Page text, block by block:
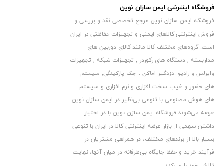
فروشگاه اینترنتی ایمن سازان نوین
فروشگاه ایمن سازان نوین مرجع تخصصی نقد و بررسی و
فروش اینترنتی کالاهای ایمنی و تجهیزات حفاظتی در ایران
است. گروه‏‏‌های مختلف کالا مانند کالای دوربین های
مداربسته , دستگاه های رکوردر , تجهیزات شبکه , تجهیزات
وایرلس و رادیو ،دزدگیر اماکن ، جک پارکینگی, سیستم
های حضور و غیاب سخت افزاری و نرم افزاری و سیستم
های هوش مصنوعی با تنوعی بی‌نظیر در ایمن سازان نوین
عرضه می‏‏‏‌شوند.فروشگاه ایمن سازان نوین با در اختیار
داشتن سهمی از بازار عرضه اینترنتی کالا در ایران با تنوعی
بسیار بالا از برندهای مختلف، در همراهی مشتریان در
فرآیند خرید و حفظ جایگاه بی‏‏‏‌طرفانه در میان آنها، نهایت